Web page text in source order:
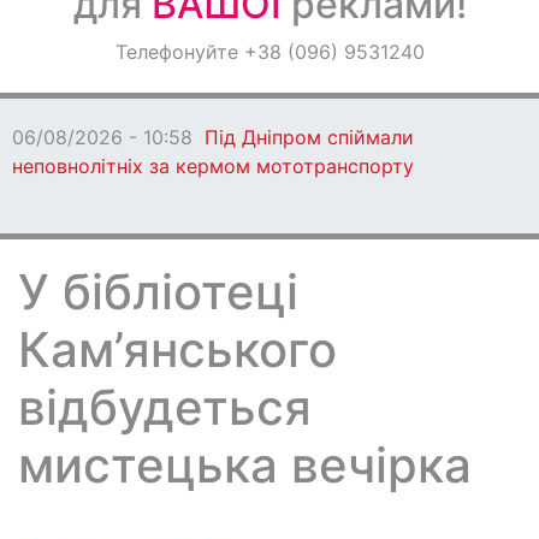
ОголошенняТелефонуйте +38 (096) 9531240
06/08/2026 - 10:58 Під Дніпром спіймали
неповнолітніх за кермом мототранспорту
У бібліотеці
Кам’янського
відбудеться
мистецька вечірка